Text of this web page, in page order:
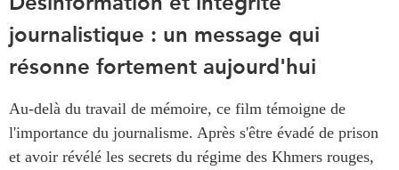
journalistique : un message qui
résonne fortement aujourd'hui
Au-delà du travail de mémoire, ce film témoigne de
l'importance du journalisme. Après s'être évadé de prison
et avoir révélé les secrets du régime des Khmers rouges,